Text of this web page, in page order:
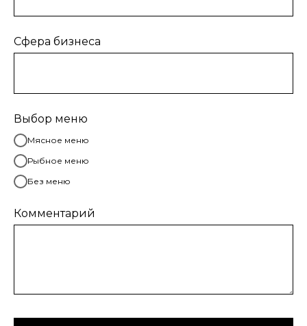
Сфера бизнеса
Выбор меню
Мясное меню
Рыбное меню
Без меню
Комментарий